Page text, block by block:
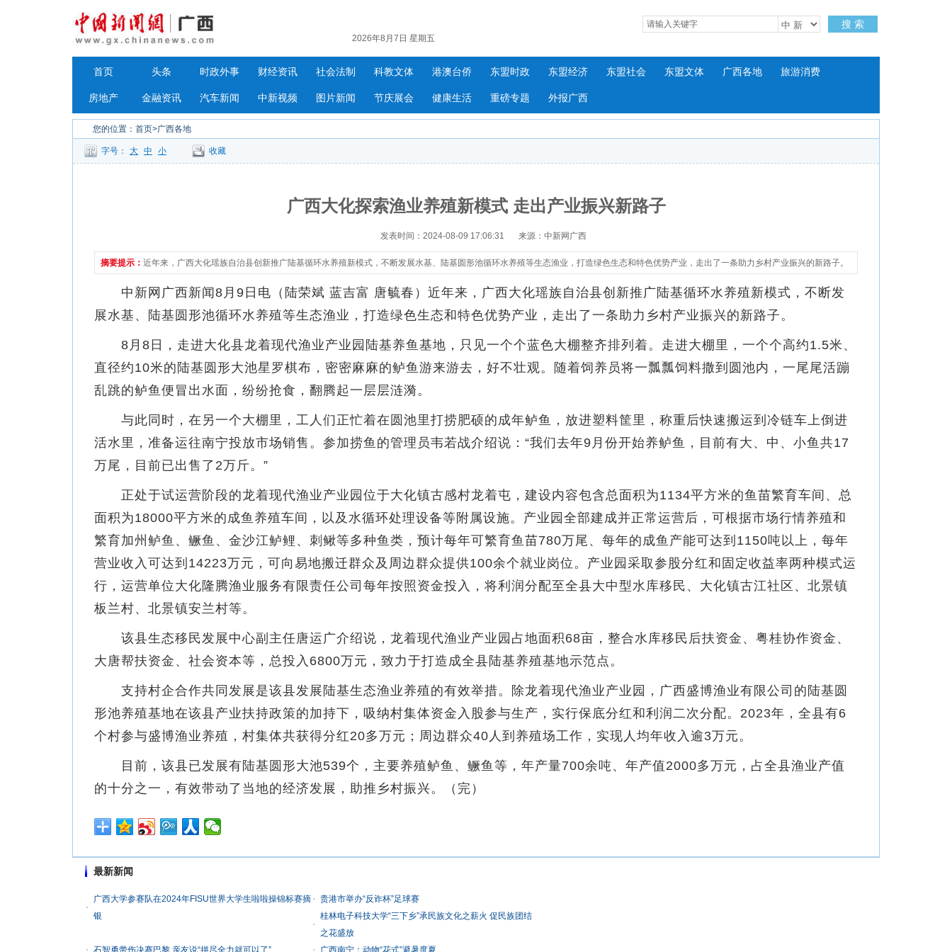
2026年8月7日 星期五
搜 索
首页 头条 时政外事 财经资讯 社会法制 科教文体 港澳台侨 东盟时政 东盟经济 东盟社会 东盟文体 广西各地 旅游消费
房地产 金融资讯 汽车新闻 中新视频 图片新闻 节庆展会 健康生活 重磅专题 外报广西
您的位置： 首页>广西各地
字号： 大 中 小 收藏
广西大化探索渔业养殖新模式 走出产业振兴新路子
发表时间：2024-08-09 17:06:31 来源：中新网广西
摘要提示： 近年来，广西大化瑶族自治县创新推广陆基循环水养殖新模式，不断发展水基、陆基圆形池循环水养殖等生态渔业，打造绿色生态和特色优势产业，走出了一条助力乡村产业振兴的新路子。
中新网广西新闻8月9日电（陆荣斌 蓝吉富 唐毓春）近年来，广西大化瑶族自治县创新推广陆基循环水养殖新模式，不断发
展水基、陆基圆形池循环水养殖等生态渔业，打造绿色生态和特色优势产业，走出了一条助力乡村产业振兴的新路子。
8月8日，走进大化县龙着现代渔业产业园陆基养鱼基地，只见一个个蓝色大棚整齐排列着。走进大棚里，一个个高约1.5米、
直径约10米的陆基圆形大池星罗棋布，密密麻麻的鲈鱼游来游去，好不壮观。随着饲养员将一瓢瓢饲料撒到圆池内，一尾尾活蹦
乱跳的鲈鱼便冒出水面，纷纷抢食，翻腾起一层层涟漪。
与此同时，在另一个大棚里，工人们正忙着在圆池里打捞肥硕的成年鲈鱼，放进塑料筐里，称重后快速搬运到冷链车上倒进
活水里，准备运往南宁投放市场销售。参加捞鱼的管理员韦若战介绍说：“我们去年9月份开始养鲈鱼，目前有大、中、小鱼共17
万尾，目前已出售了2万斤。”
正处于试运营阶段的龙着现代渔业产业园位于大化镇古感村龙着屯，建设内容包含总面积为1134平方米的鱼苗繁育车间、总
面积为18000平方米的成鱼养殖车间，以及水循环处理设备等附属设施。产业园全部建成并正常运营后，可根据市场行情养殖和
繁育加州鲈鱼、鳜鱼、金沙江鲈鲤、刺鳅等多种鱼类，预计每年可繁育鱼苗780万尾、每年的成鱼产能可达到1150吨以上，每年
营业收入可达到14223万元，可向易地搬迁群众及周边群众提供100余个就业岗位。产业园采取参股分红和固定收益率两种模式运
行，运营单位大化隆腾渔业服务有限责任公司每年按照资金投入，将利润分配至全县大中型水库移民、大化镇古江社区、北景镇
板兰村、北景镇安兰村等。
该县生态移民发展中心副主任唐运广介绍说，龙着现代渔业产业园占地面积68亩，整合水库移民后扶资金、粤桂协作资金、
大唐帮扶资金、社会资本等，总投入6800万元，致力于打造成全县陆基养殖基地示范点。
支持村企合作共同发展是该县发展陆基生态渔业养殖的有效举措。除龙着现代渔业产业园，广西盛博渔业有限公司的陆基圆
形池养殖基地在该县产业扶持政策的加持下，吸纳村集体资金入股参与生产，实行保底分红和利润二次分配。2023年，全县有6
个村参与盛博渔业养殖，村集体共获得分红20多万元；周边群众40人到养殖场工作，实现人均年收入逾3万元。
目前，该县已发展有陆基圆形大池539个，主要养殖鲈鱼、鳜鱼等，年产量700余吨、年产值2000多万元，占全县渔业产值
的十分之一，有效带动了当地的经济发展，助推乡村振兴。（完）
最新新闻
广西大学参赛队在2024年FISU世界大学生啦啦操锦标赛摘
银
贵港市举办“反诈杯”足球赛
桂林电子科技大学“三下乡”承民族文化之薪火 促民族团结
之花盛放
石智勇带伤决赛巴黎 亲友说“拼尽全力就可以了”
广西南宁：动物“花式”避暑度夏